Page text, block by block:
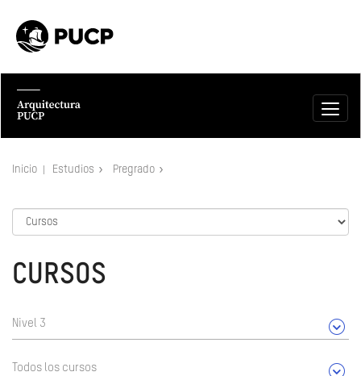
Inicio Estudios Pregrado
CURSOS
Nivel 3
Todos los cursos